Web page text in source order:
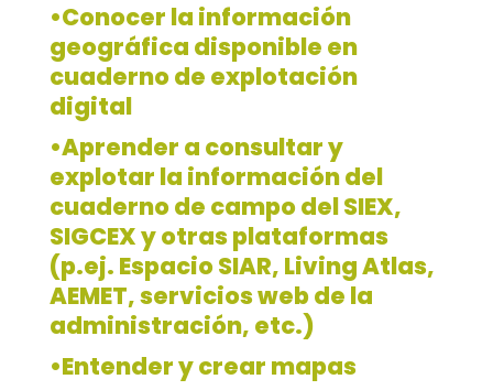
•Conocer la información
geográfica disponible en
cuaderno de explotación
digital
•Aprender a consultar y
explotar la información del
cuaderno de campo del SIEX,
SIGCEX y otras plataformas
(p.ej. Espacio SIAR, Living Atlas,
AEMET, servicios web de la
administración, etc.)
•Entender y crear mapas